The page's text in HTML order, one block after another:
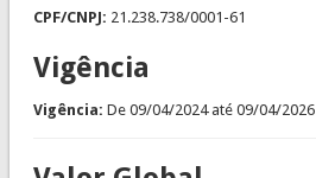
CPF/CNPJ: 21.238.738/0001-61
Vigência
Vigência: De 09/04/2024até 09/04/2026